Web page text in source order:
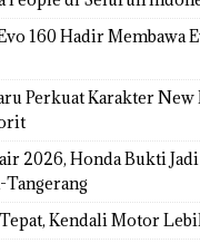
160 Hadir Membawa
Perkuat Karakter New
2026, Honda Bukti
Tangerang
Kendali Motor